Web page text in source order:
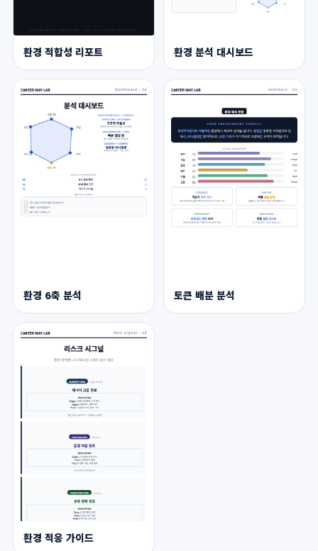
환경 적합성 리포트 환경 분석 대시보드
환경 6축 분석 토큰 배분 분석
환경 적응 가이드